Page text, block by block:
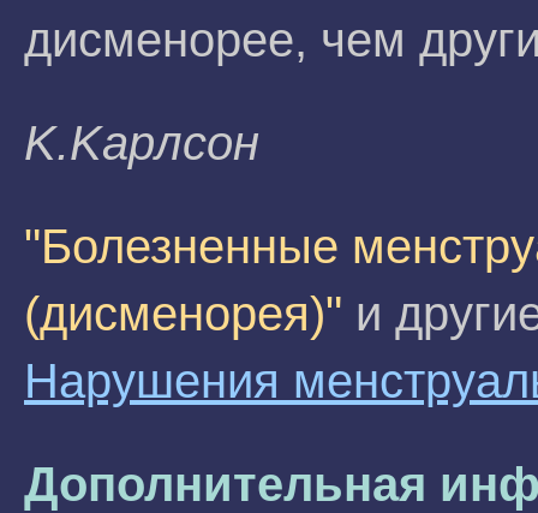
дисменорее, чем
K.Kapлсoн
"Болезненные
(дисменорея)" и
Нарушения
Дополнительная